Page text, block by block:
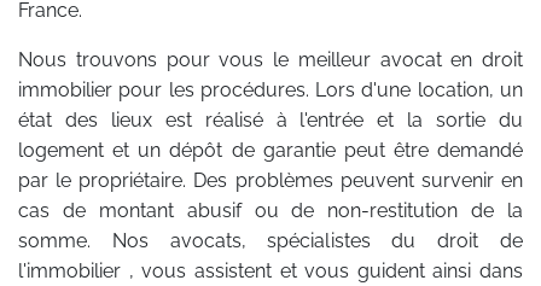
France.
Nous trouvons pour vous le meilleur avocat en droit
immobilier pour les procédures. Lors d'une location, un
état des lieux est réalisé à l'entrée et la sortie du
logement et un dépôt de garantie peut être demandé
par le propriétaire. Des problèmes peuvent survenir en
cas de montant abusif ou de non-restitution de la
somme. Nos avocats, spécialistes du droit de
l'immobilier , vous assistent et vous guident ainsi dans